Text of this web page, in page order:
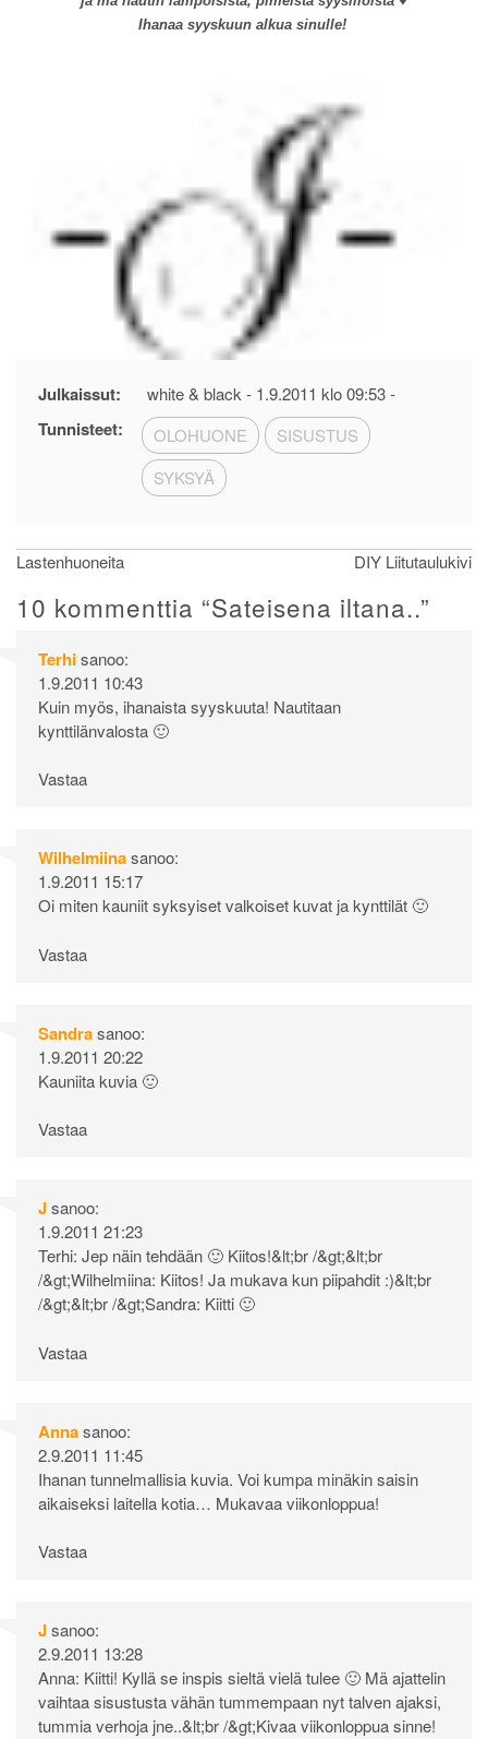
Ihanaa syyskuun alkua sinulle!
Julkaissut: white & black - 1.9.2011 klo 09:53-
Tunnisteet: OLOHUONE
SISUSTUS
SYKSYÄ
Artikkelien
selaus
Lastenhuoneita DIY Liitutaulukivi
10 kommenttia “Sateisena iltana..”
Terhisanoo:
1.9.2011 10:43
Kuin myös, ihanaista syyskuuta! Nautitaan
kynttilänvalosta 🙂
Vastaa
Wilhelmiinasanoo:
1.9.2011 15:17
Oi miten kauniit syksyiset valkoiset kuvat ja kynttilät 🙂
Vastaa
Sandrasanoo:
1.9.2011 20:22
Kauniita kuvia 🙂
Vastaa
Jsanoo:
1.9.2011 21:23
Terhi: Jep näin tehdään 🙂 Kiitos!&lt;br /&gt;&lt;br
/&gt;Wilhelmiina: Kiitos! Ja mukava kun piipahdit :)&lt;br
/&gt;&lt;br /&gt;Sandra: Kiitti 🙂
Vastaa
Annasanoo:
2.9.2011 11:45
Ihanan tunnelmallisia kuvia. Voi kumpa minäkin saisin
aikaiseksi laitella kotia… Mukavaa viikonloppua!
Vastaa
Jsanoo:
2.9.2011 13:28
Anna: Kiitti! Kyllä se inspis sieltä vielä tulee 🙂 Mä ajattelin
vaihtaa sisustusta vähän tummempaan nyt talven ajaksi,
tummia verhoja jne..&lt;br /&gt;Kivaa viikonloppua sinne!